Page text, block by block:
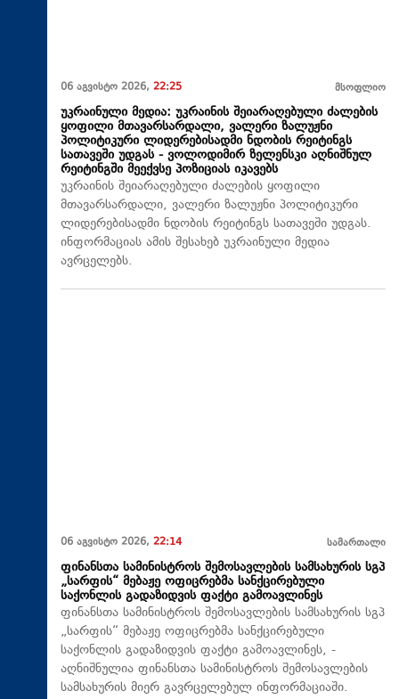
06 აგვისტო 2026, 22:25 მსოფლიო
უკრაინული მედია: უკრაინის შეიარაღებული ძალების
ყოფილი მთავარსარდალი, ვალერი ზალუჟნი
პოლიტიკური ლიდერებისადმი ნდობის რეიტინგს
სათავეში უდგას - ვოლოდიმირ ზელენსკი აღნიშნულ
რეიტინგში მეექვსე პოზიციას იკავებს
უკრაინის შეიარაღებული ძალების ყოფილი
მთავარსარდალი, ვალერი ზალუჟნი პოლიტიკური
ლიდერებისადმი ნდობის რეიტინგს სათავეში უდგას.
ინფორმაციას ამის შესახებ უკრაინული მედია
ავრცელებს.
06 აგვისტო 2026, 22:14 სამართალი
ფინანსთა სამინისტროს შემოსავლების სამსახურის სგპ
„სარფის“ მებაჟე ოფიცრებმა სანქცირებული
საქონლის გადაზიდვის ფაქტი გამოავლინეს
ფინანსთა სამინისტროს შემოსავლების სამსახურის სგპ
„სარფის“ მებაჟე ოფიცრებმა სანქცირებული
საქონლის გადაზიდვის ფაქტი გამოავლინეს, -
აღნიშნულია ფინანსთა სამინისტროს შემოსავლების
სამსახურის მიერ გავრცელებულ ინფორმაციაში.